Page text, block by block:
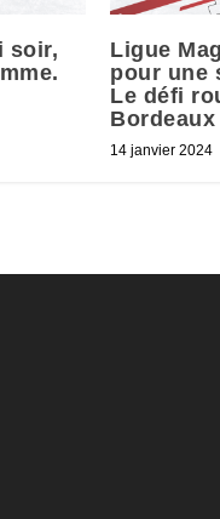
soir,
Ligue
pour une
Le défi
Bordeaux
14 janvier 2024